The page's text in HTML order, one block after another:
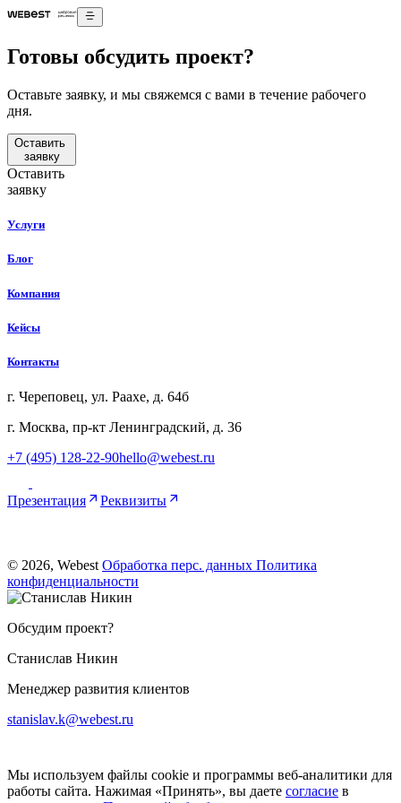
Готовы обсудить проект?
Оставьте заявку, и мы свяжемся с вами в течение рабочего
дня.
Оставить
заявку
Оставить
заявку
Услуги
Блог
Компания
Кейсы
Контакты
г. Череповец, ул. Раахе, д. 64б
г. Москва, пр-кт Ленинградский, д. 36
+7 (495) 128-22-90hello@webest.ru
Презентация Реквизиты
© 2026, Webest Обработка перс. данных Политика
конфиденциальности
Обсудим проект?
Станислав Никин
Менеджер развития клиентов
stanislav.k@webest.ru
Мы используем файлы cookie и программы веб-аналитики для
работы сайта. Нажимая «Принять», вы даете согласие в